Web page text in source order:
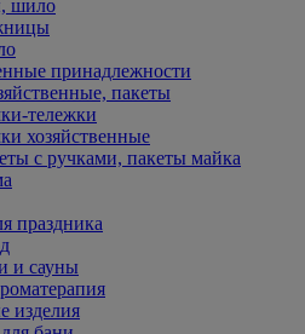
шило
принадлежности
пакеты
тележки
хозяйственные
с ручками, пакеты майка
праздника
и сауны
изделия